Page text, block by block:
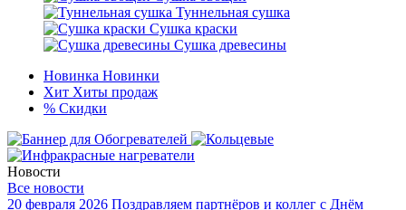
Туннельная сушка
Сушка краски
Сушка древесины
Новинка Новинки
Хит Хиты продаж
% Скидки
Новости
Все новости
20 февраля 2026 Поздравляем партнёров и коллег с Днём